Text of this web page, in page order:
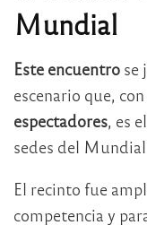
Mundial
Este encuentro se
escenario que,
espectadores, es
sedes del
El recinto fue
competencia y